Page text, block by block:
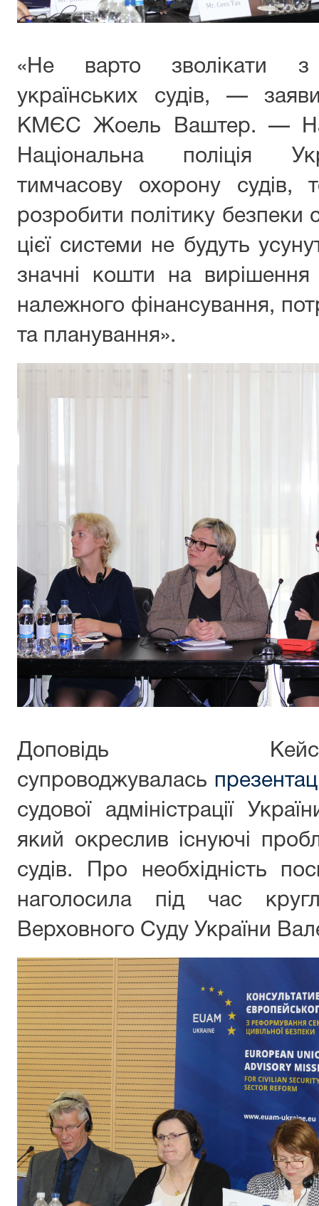
«Не варто зволікати з
українських судів, —
КМЄС Жоель Ваштер. —
Національна поліція
тимчасову охорону судів,
розробити політику безпеки
цієї системи не будуть
значні кошти на
належного фінансування,
та планування».
Доповідь
супроводжувалась
судової адміністрації
який окреслив існуючі
судів. Про необхідність
наголосила під час
Верховного Суду України